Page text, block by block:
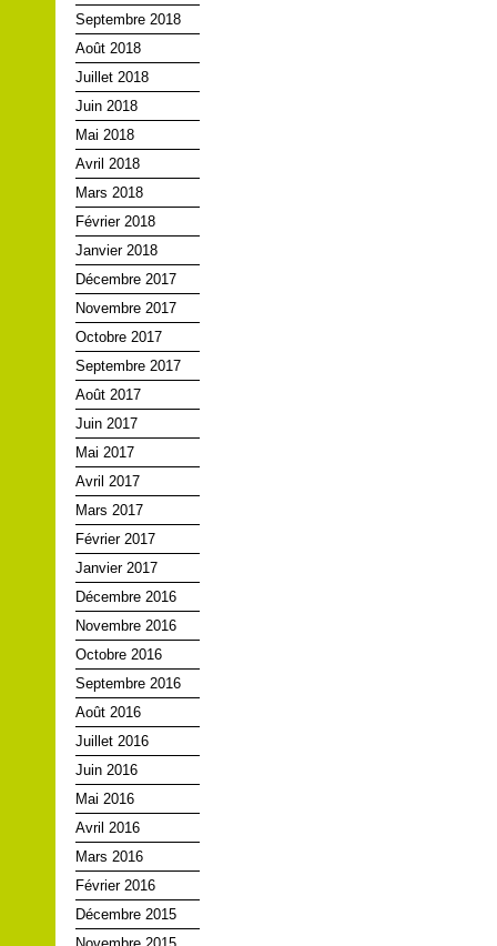
Septembre 2018
Août 2018
Juillet 2018
Juin 2018
Mai 2018
Avril 2018
Mars 2018
Février 2018
Janvier 2018
Décembre 2017
Novembre 2017
Octobre 2017
Septembre 2017
Août 2017
Juin 2017
Mai 2017
Avril 2017
Mars 2017
Février 2017
Janvier 2017
Décembre 2016
Novembre 2016
Octobre 2016
Septembre 2016
Août 2016
Juillet 2016
Juin 2016
Mai 2016
Avril 2016
Mars 2016
Février 2016
Décembre 2015